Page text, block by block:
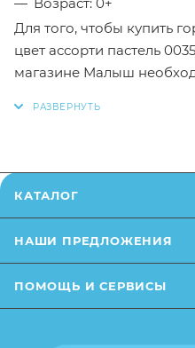
Для того, чтобы купить
цвет ассорти пастель
магазине Малыш
от описания и
изменения в дизайне или
товара), при этом
КАТАЛОГ
НАШИ ПРЕДЛОЖЕНИЯ
ПОМОЩЬ И СЕРВИСЫ